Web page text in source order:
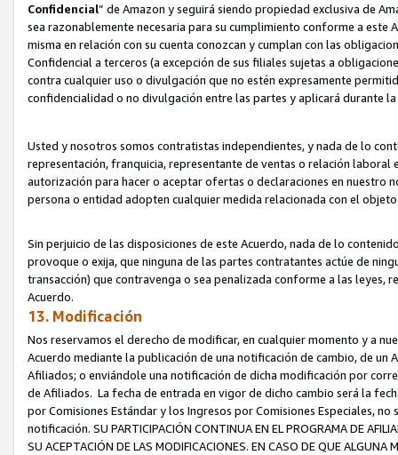
Confidencial” de Amazon y seguirá siendo propiedad exclusiva de
sea razonablemente necesaria para su cumplimiento conforme a
misma en relación con su cuenta conozcan y cumplan con las
Confidencial a terceros (a excepción de sus filiales sujetas a
contra cualquier uso o divulgación que no estén expresamente
confidencialidad o no divulgación entre las partes y aplicará durante
Usted y nosotros somos contratistas independientes, y nada de lo
representación, franquicia, representante de ventas o relación
autorización para hacer o aceptar ofertas o declaraciones en nuestro
persona o entidad adopten cualquier medida relacionada con el
Sin perjuicio de las disposiciones de este Acuerdo, nada de lo
provoque o exija, que ninguna de las partes contratantes actúe de
transacción) que contravenga o sea penalizada conforme a las leyes,
Acuerdo.
13. Modificación
Nos reservamos el derecho de modificar, en cualquier momento y a
Acuerdo mediante la publicación de una notificación de cambio, de
Afiliados; o enviándole una notificación de dicha modificación por
de Afiliados. La fecha de entrada en vigor de dicho cambio será la
por Comisiones Estándar y los Ingresos por Comisiones Especiales,
notificación. SU PARTICIPACIÓN CONTINUA EN EL PROGRAMA DE
SU ACEPTACIÓN DE LAS MODIFICACIONES. EN CASO DE QUE ALGUNA